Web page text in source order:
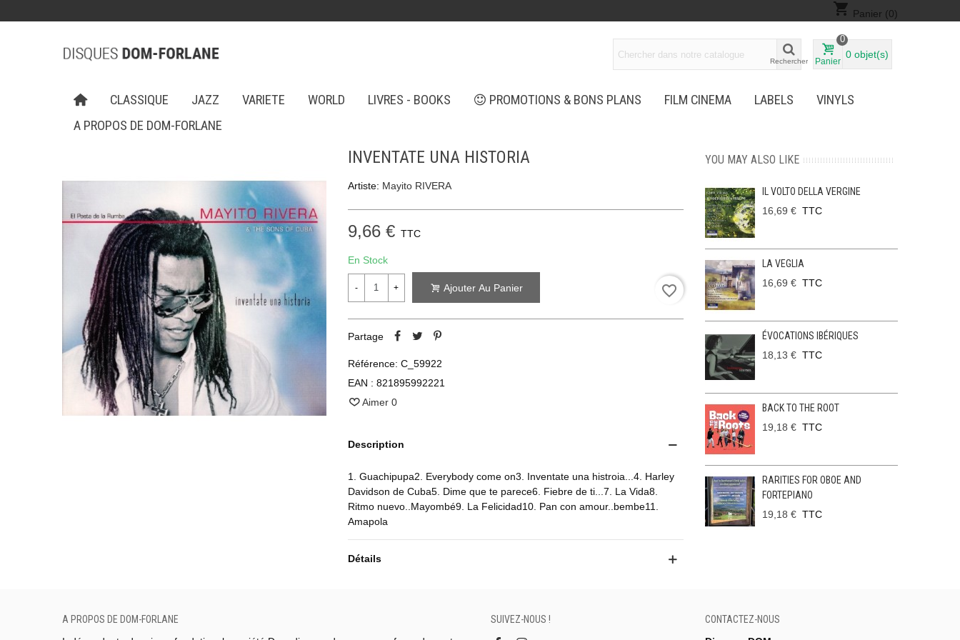
shopping_cart Panier (0)
Rechercher Panier
0
0 objet(s)
CLASSIQUE JAZZ VARIETE WORLD LIVRES - BOOKS PROMOTIONS & BONS PLANS FILM CINEMA LABELS
VINYLS
A PROPOS DE DOM-FORLANE
INVENTATE UNA HISTORIA
Artiste: Mayito RIVERA
9,66 € TTC
En Stock
- + Ajouter Au Panier favorite_border
Partage
Référence: C_59922
EAN : 821895992221
Aimer 0
Description
1. Guachipupa2. Everybody come on3. Inventate una histroia...4. Harley
Davidson de Cuba5. Dime que te parece6. Fiebre de ti...7. La Vida8.
Ritmo nuevo..Mayombé9. La Felicidad10. Pan con amour..bembe11.
Amapola
Détails
YOU MAY ALSO LIKE
IL VOLTO DELLA VERGINE
16,69 € TTC
LA VEGLIA
16,69 € TTC
ÉVOCATIONS IBÉRIQUES
18,13 € TTC
BACK TO THE ROOT
19,18 € TTC
RARITIES FOR OBOE AND
FORTEPIANO
19,18 € TTC
A PROPOS DE DOM-FORLANE
SUIVEZ-NOUS !
CONTACTEZ-NOUS